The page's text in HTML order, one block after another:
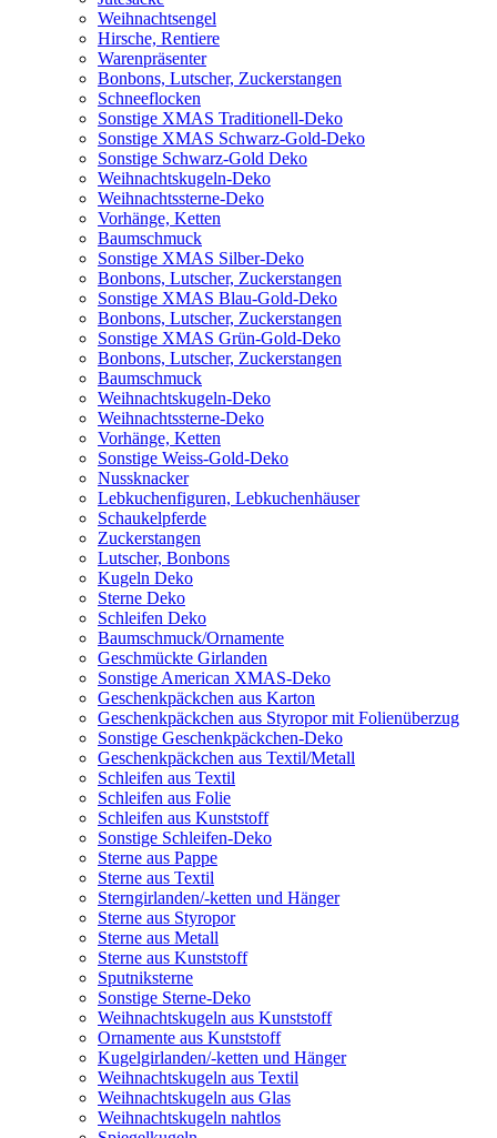
Weihnachtsengel
Hirsche, Rentiere
Warenpräsenter
Bonbons, Lutscher, Zuckerstangen
Schneeflocken
Sonstige XMAS Traditionell-Deko
Sonstige XMAS Schwarz-Gold-Deko
Sonstige Schwarz-Gold Deko
Weihnachtskugeln-Deko
Weihnachtssterne-Deko
Vorhänge, Ketten
Baumschmuck
Sonstige XMAS Silber-Deko
Bonbons, Lutscher, Zuckerstangen
Sonstige XMAS Blau-Gold-Deko
Bonbons, Lutscher, Zuckerstangen
Sonstige XMAS Grün-Gold-Deko
Bonbons, Lutscher, Zuckerstangen
Baumschmuck
Weihnachtskugeln-Deko
Weihnachtssterne-Deko
Vorhänge, Ketten
Sonstige Weiss-Gold-Deko
Nussknacker
Lebkuchenfiguren, Lebkuchenhäuser
Schaukelpferde
Zuckerstangen
Lutscher, Bonbons
Kugeln Deko
Sterne Deko
Schleifen Deko
Baumschmuck/Ornamente
Geschmückte Girlanden
Sonstige American XMAS-Deko
Geschenkpäckchen aus Karton
Geschenkpäckchen aus Styropor mit Folienüberzug
Sonstige Geschenkpäckchen-Deko
Geschenkpäckchen aus Textil/Metall
Schleifen aus Textil
Schleifen aus Folie
Schleifen aus Kunststoff
Sonstige Schleifen-Deko
Sterne aus Pappe
Sterne aus Textil
Sterngirlanden/-ketten und Hänger
Sterne aus Styropor
Sterne aus Metall
Sterne aus Kunststoff
Sputniksterne
Sonstige Sterne-Deko
Weihnachtskugeln aus Kunststoff
Ornamente aus Kunststoff
Kugelgirlanden/-ketten und Hänger
Weihnachtskugeln aus Textil
Weihnachtskugeln aus Glas
Weihnachtskugeln nahtlos